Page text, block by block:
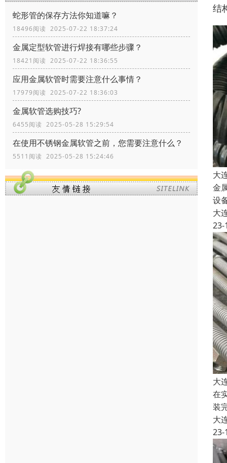
蛇形管的保存方法你知道嘛？
18496阅读 2025-07-22 18:37:24
金属定型软管进行焊接有哪些步骤？
18421阅读 2025-07-22 18:36:55
应用金属软管时需要注意什么事情？
17979阅读 2025-07-22 18:36:03
金属软管选购技巧?
6455阅读 2025-05-28 15:29:54
在使用不锈钢金属软管之前，您需要注意什么？
5511阅读 2025-05-28 15:24:46
结
大
金
设
大
23-
大
在
装
大
23-